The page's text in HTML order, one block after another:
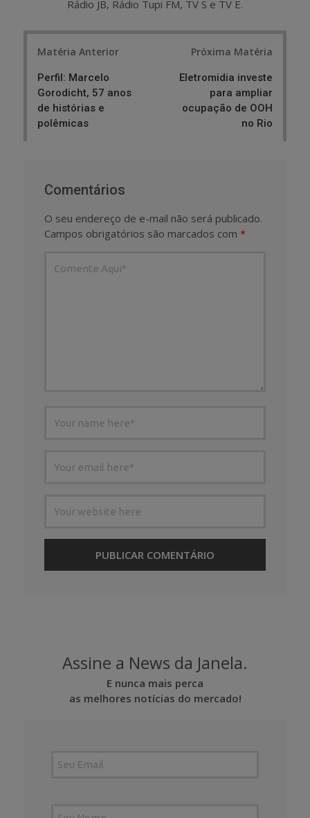
Rádio JB, Rádio Tupi FM, TV S e TV E.
Matéria Anterior
Perfil: Marcelo
Gorodicht, 57 anos
de histórias e
polêmicas
Próxima Matéria
Eletromidia investe
para ampliar
ocupação de OOH
no Rio
Comentários
O seu endereço de e-mail não será publicado.
Campos obrigatórios são marcados com *
Assine a News da Janela.
E nunca mais perca
as melhores notícias do mercado!